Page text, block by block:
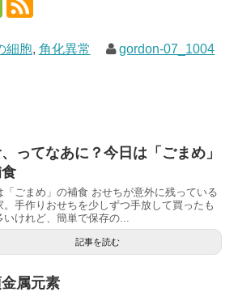
細胞, 角化異常 gordon-07_1004
ってなあに？今日は「ごまめ」
「ごまめ」の補食 おせちが意外に残っている
。手作りおせちを少しずつ手放して買ったも
いけれど、簡単で保存の...
記事を読む
属元素